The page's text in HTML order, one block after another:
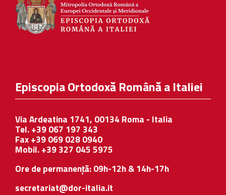
Episcopia Ortodoxă Română a Italiei
Via Ardeatina 1741, 00134 Roma - Italia
Tel. +39 067 197 343
Fax +39 069 028 0940
Mobil. +39 327 045 5975
Ore de permanență: 09h-12h & 14h-17h
secretariat@dor-italia.it